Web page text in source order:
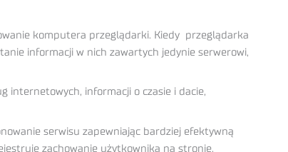
komputera przeglądarki. Kiedy przeglądarka
informacji w nich zawartych jedynie serwerowi,
internetowych, informacji o czasie i dacie,
serwisu zapewniając bardziej efektywną
zachowanie użytkownika na stronie.